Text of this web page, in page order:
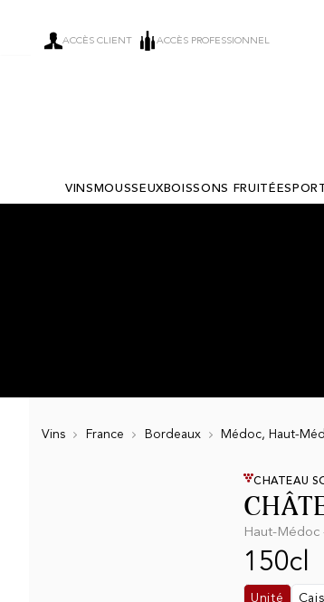
ACCÈS CLIENT ACCÈS PROFESSIONNEL
VINS MOUSSEUXBOISSONS FRUITÉES
Vins France Bordeaux Médoc, Haut-
CHATEAU
Haut-Médoc
150cl
Unité